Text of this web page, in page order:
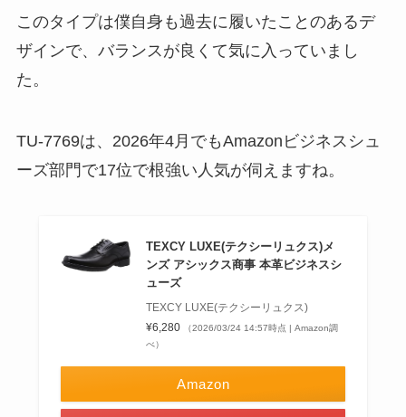
このタイプは僕自身も過去に履いたことのあるデ
ザインで、バランスが良くて気に入っていまし
た。
TU-7769は、2026年4月でもAmazonビジネスシュ
ーズ部門で17位で根強い人気が伺えますね。
TEXCY LUXE(テクシーリュクス)メ
ンズ アシックス商事 本革ビジネスシ
ューズ
TEXCY LUXE(テクシーリュクス)
¥6,280
（2026/03/24 14:57時点 | Amazon調
べ）
Amazon